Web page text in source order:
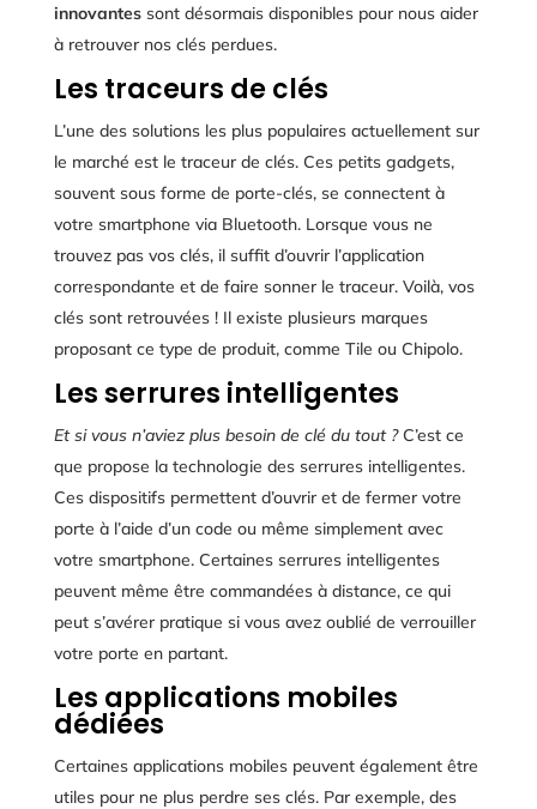
innovantessont désormais disponibles pour nous aider
à retrouver nos clés perdues.
Les traceurs de clés
L’une des solutions les plus populaires actuellement sur
le marché est le traceur de clés. Ces petits gadgets,
souvent sous forme de porte-clés, se connectent à
votre smartphone via Bluetooth. Lorsque vous ne
trouvez pas vos clés, il suffit d’ouvrir l’application
correspondante et de faire sonner le traceur. Voilà, vos
clés sont retrouvées ! Il existe plusieurs marques
proposant ce type de produit, comme Tile ou Chipolo.
Les serrures intelligentes
Et si vous n’aviez plus besoin de clé du tout ?C’est ce
que propose la technologie des serrures intelligentes.
Ces dispositifs permettent d’ouvrir et de fermer votre
porte à l’aide d’un code ou même simplement avec
votre smartphone. Certaines serrures intelligentes
peuvent même être commandées à distance, ce qui
peut s’avérer pratique si vous avez oublié de verrouiller
votre porte en partant.
Les applications mobiles
dédiées
Certaines applications mobiles peuvent également être
utiles pour ne plus perdre ses clés. Par exemple, des